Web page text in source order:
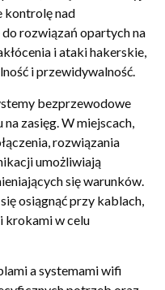
kontrolę nad
rozwiązań opartych na
i ataki hakerskie,
i przewidywalność.
bezprzewodowe
zasięg. W miejscach,
rozwiązania
umożliwiają
się warunków.
osiągnąć przy kablach,
krokami w celu
a systemami wifi